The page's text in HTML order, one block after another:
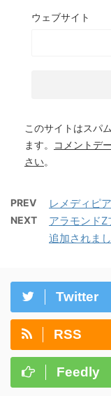
ウェブサイト
このサイトはスパ
ます。
コメントデ
さい。
PREV レメディピ
NEXT
アラモンド
追加されま
Twitter
RSS
Feedly